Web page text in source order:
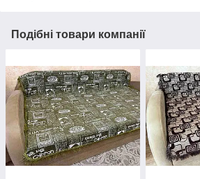
Подібні товари компанії